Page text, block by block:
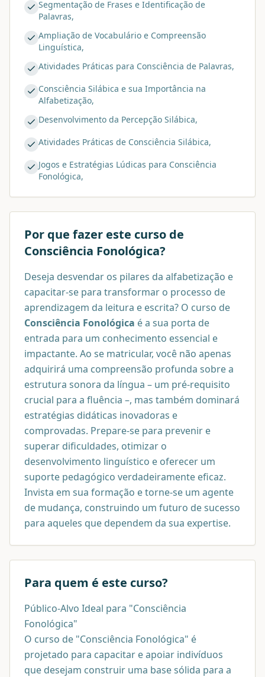
Segmentação de Frases e Identificação de
Palavras,
Ampliação de Vocabulário e Compreensão
Linguística,
Atividades Práticas para Consciência de Palavras,
Consciência Silábica e sua Importância na
Alfabetização,
Desenvolvimento da Percepção Silábica,
Atividades Práticas de Consciência Silábica,
Jogos e Estratégias Lúdicas para Consciência
Fonológica,
Por que fazer este curso de
Consciência Fonológica?
Deseja desvendar os pilares da alfabetização e
capacitar-se para transformar o processo de
aprendizagem da leitura e escrita? O curso de
Consciência Fonológica é a sua porta de
entrada para um conhecimento essencial e
impactante. Ao se matricular, você não apenas
adquirirá uma compreensão profunda sobre a
estrutura sonora da língua – um pré-requisito
crucial para a fluência –, mas também dominará
estratégias didáticas inovadoras e
comprovadas. Prepare-se para prevenir e
superar dificuldades, otimizar o
desenvolvimento linguístico e oferecer um
suporte pedagógico verdadeiramente eficaz.
Invista em sua formação e torne-se um agente
de mudança, construindo um futuro de sucesso
para aqueles que dependem da sua expertise.
Para quem é este curso?
Público-Alvo Ideal para "Consciência
Fonológica"
O curso de "Consciência Fonológica" é
projetado para capacitar e apoiar indivíduos
que desejam construir uma base sólida para a